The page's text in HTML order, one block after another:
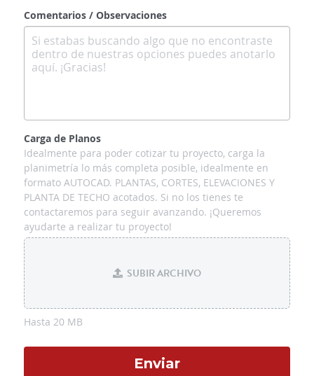
Comentarios / Observaciones
Carga de Planos
Idealmente para poder cotizar tu proyecto, carga la
planimetría lo más completa posible, idealmente en
formato AUTOCAD. PLANTAS, CORTES, ELEVACIONES Y
PLANTA DE TECHO acotados. Si no los tienes te
contactaremos para seguir avanzando. ¡Queremos
ayudarte a realizar tu proyecto!
SUBIR ARCHIVO
Hasta 20 MB
Enviar